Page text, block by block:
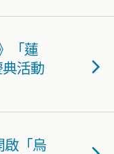
「蓮
活動
啟「烏